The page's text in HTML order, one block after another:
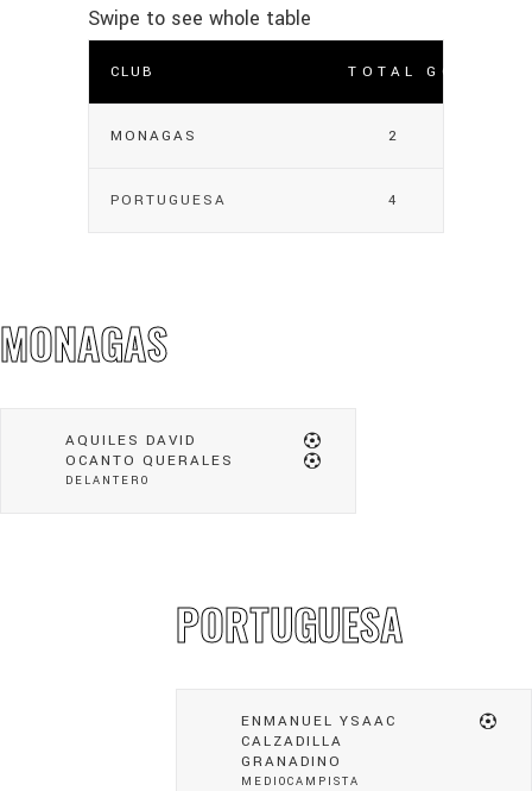
CLUB TOTAL GOLES
MONAGAS 2
PORTUGUESA 4
MONAGAS
AQUILES DAVID
OCANTO QUERALES
DELANTERO
PORTUGUESA
ENMANUEL YSAAC
CALZADILLA
GRANADINO
MEDIOCAMPISTA